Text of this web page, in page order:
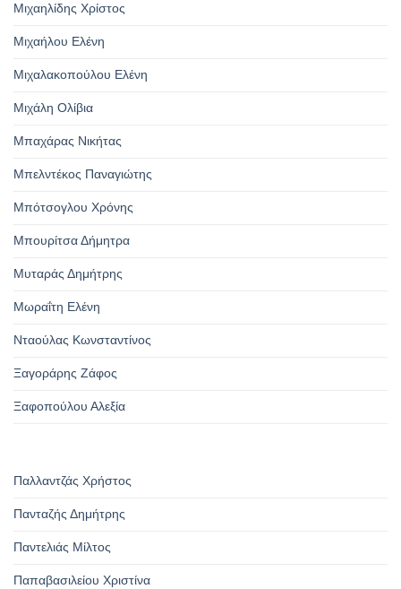
Μιχαηλίδης Χρίστος
Μιχαήλου Ελένη
Μιχαλακοπούλου Ελένη
Μιχάλη Ολίβια
Μπαχάρας Νικήτας
Μπελντέκος Παναγιώτης
Μπότσογλου Χρόνης
Μπουρίτσα Δήμητρα
Μυταράς Δημήτρης
Μωραΐτη Ελένη
Νταούλας Κωνσταντίνος
Ξαγοράρης Ζάφος
Ξαφοπούλου Αλεξία
Παλλαντζάς Χρήστος
Πανταζής Δημήτρης
Παντελιάς Μίλτος
Παπαβασιλείου Χριστίνα